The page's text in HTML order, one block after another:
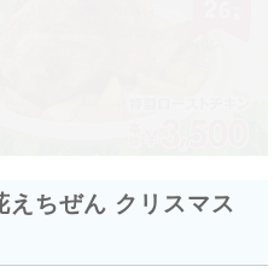
えちぜん クリスマス